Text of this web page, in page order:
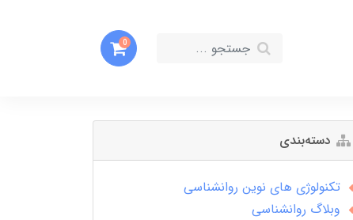
0
دسته‌بندی
تکنولوژی های نوین روانشناسی
وبلاگ روانشناسی